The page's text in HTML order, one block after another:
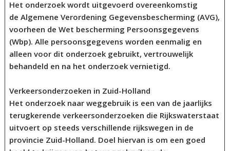
Het onderzoek wordt uitgevoerd overeenkomstig
de Algemene Verordening Gegevensbescherming (AVG),
voorheen de Wet bescherming Persoonsgegevens
(Wbp). Alle persoonsgegevens worden eenmalig en
alleen voor dit onderzoek gebruikt, vertrouwelijk
behandeld en na het onderzoek vernietigd.
Verkeersonderzoeken in Zuid-Holland
Het onderzoek naar weggebruik is een van de jaarlijks
terugkerende verkeersonderzoeken die Rijkswaterstaat
uitvoert op steeds verschillende rijkswegen in de
provincie Zuid-Holland. Doel hiervan is om een goed